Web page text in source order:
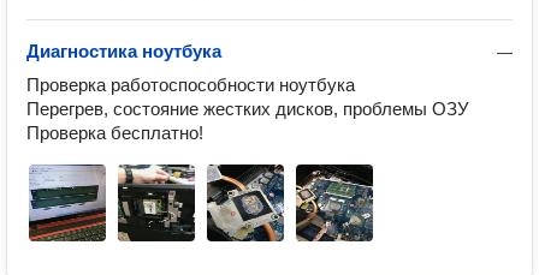
—
Диагностика ноутбука
Проверка работоспособности ноутбука
Перегрев, состояние жестких дисков, проблемы ОЗУ
Проверка бесплатно!